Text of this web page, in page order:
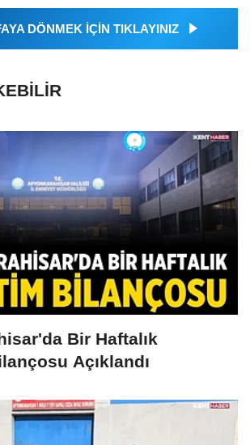
DÖNMEK İÇİN TIKLAYINIZ
Bir Haftalık
Açıklandı